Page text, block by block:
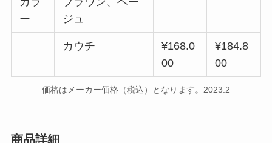
ー
ジュ
カウチ
¥168.0
00
¥184.8
00
価格はメーカー価格（税込）となります。2023.2
商品詳細